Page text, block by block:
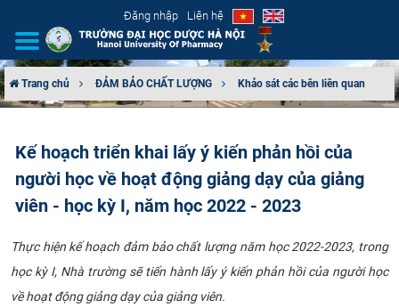
Đăng nhập Liên hệ
CƠ CẤU TỔ CHỨC
TUYỂN SINH
ĐÀO TẠO
ĐẢM BẢO CHẤT LƯỢNG
Trang chủ ĐẢM BẢO CHẤT LƯỢNG Khảo sát các bên liên quan
Kế hoạch triển khai lấy ý kiến phản hồi của
người học về hoạt động giảng dạy của giảng
viên - học kỳ I, năm học 2022 - 2023
Thực hiện kế hoạch đảm bảo chất lượng năm học 2022-2023, trong
học kỳ I, Nhà trường sẽ tiến hành lấy ý kiến phản hồi của người học
về hoạt động giảng dạy của giảng viên.​​